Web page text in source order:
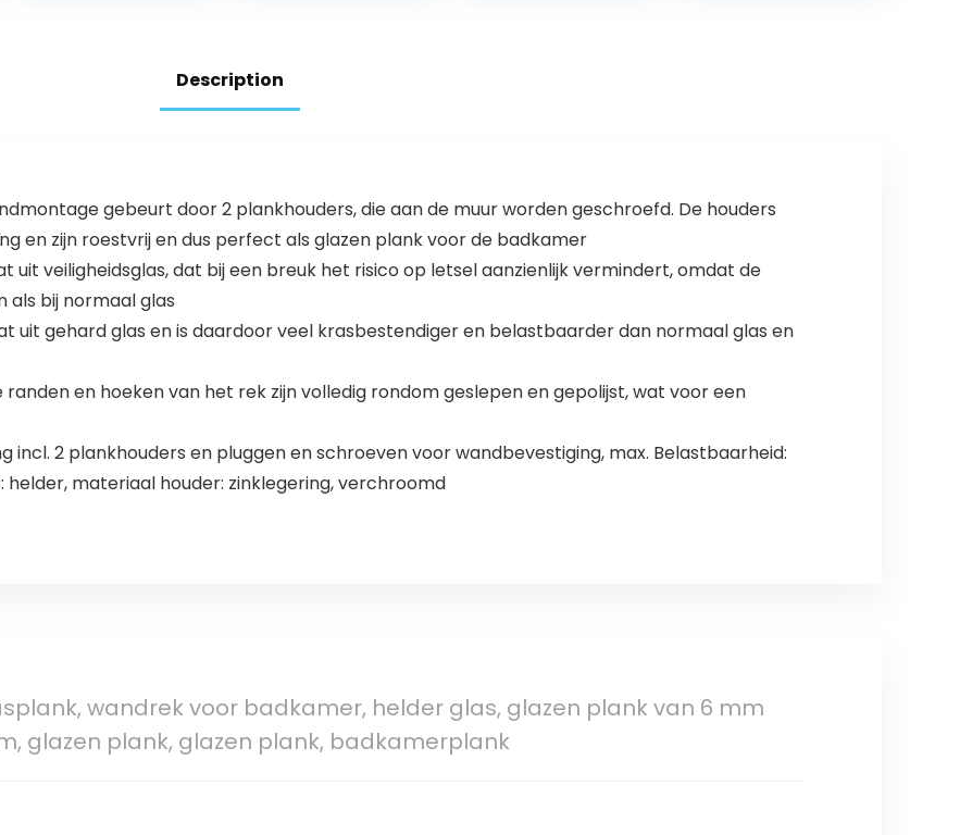
Description
gebeurt door 2 plankhouders, die aan de muur worden geschroefd. De houders
en zijn roestvrij en dus perfect als glazen plank voor de badkamer
uit veiligheidsglas, dat bij een breuk het risico op letsel aanzienlijk vermindert, omdat de
als bij normaal glas
uit gehard glas en is daardoor veel krasbestendiger en belastbaarder dan normaal glas en
en hoeken van het rek zijn volledig rondom geslepen en gepolijst, wat voor een
incl. 2 plankhouders en pluggen en schroeven voor wandbevestiging, max. Belastbaarheid:
helder, materiaal houder: zinklegering, verchroomd
wandrek voor badkamer, helder glas, glazen plank van 6 mm
glazen plank, glazen plank, badkamerplank